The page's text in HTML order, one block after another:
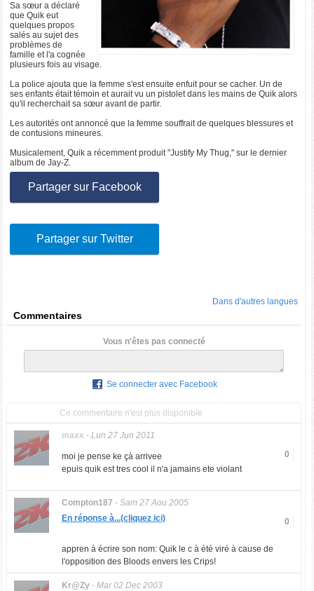
Sa sœur a déclaré
que Quik eut
quelques propos
salés au sujet des
problèmes de
famille et l'a cognée
plusieurs fois au visage.
La police ajouta que la femme s'est ensuite enfuit pour se cacher. Un de
ses enfants était témoin et aurait vu un pistolet dans les mains de Quik alors
qu'il recherchait sa sœur avant de partir.
Les autorités ont annoncé que la femme souffrait de quelques blessures et
de contusions mineures.
Musicalement, Quik a récemment produit "Justify My Thug," sur le dernier
album de Jay-Z.
Partager sur Facebook
Partager sur Twitter
Dans d'autres langues
Commentaires
Vous n'êtes pas connecté
Se connecter avec Facebook
Ce commentaire n'est plus disponible
maxx - Lun 27 Jun 2011
0
moi je pense ke çà arrivee
epuis quik est tres cool il n'a jamains ete violant
Compton187 - Sam 27 Aou 2005
0
En réponse à...(cliquez ici)
appren à écrire son nom: Quik le c à été viré à cause de
l'opposition des Bloods envers les Crips!
Kr@Zy- Mar 02 Dec 2003